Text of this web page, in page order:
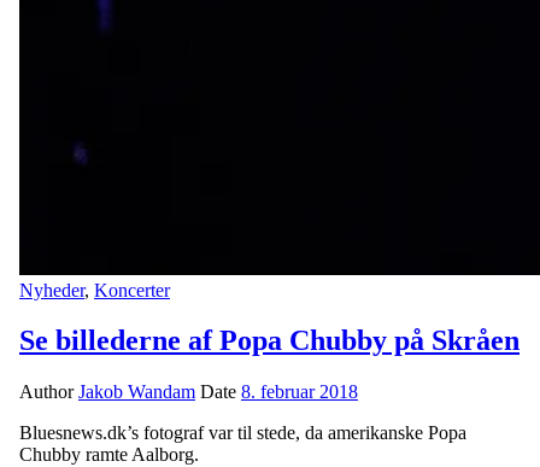
Nyheder, Koncerter
Se billederne af Popa Chubby på Skråen
AuthorJakob Wandam Date 8. februar 2018
Bluesnews.dk’s fotograf var til stede, da amerikanske Popa
Chubby ramte Aalborg.